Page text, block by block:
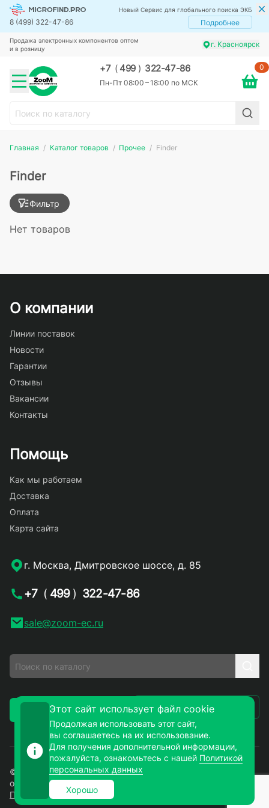
Новый Сервис для глобального поиска ЭКБ
8 (499) 322-47-86 Подробнее
Продажа электронных компонентов оптом
и в розницу
г. Красноярск
+7 (499 ) 322-47-86
Пн-Пт 08:00 – 18:00 по МСК
0
Главная Каталог товаров Прочее Finder
Finder
Фильтр
Нет товаров
О компании
Линии поставок
Новости
Гарантии
Отзывы
Вакансии
Контакты
Помощь
Как мы работаем
Доставка
Оплата
Карта сайта
г. Москва, Дмитровское шоссе, д. 85
+7 ( 499 ) 322-47-86
sale@zoom-ec.ru
Заказать звонок Написать письмо
© 2026. ЗУМ-СМД – продажа электронных компонентов
оптом и в розницу. Все права защищены.
Политика конфиденциальности
Этот сайт использует файл cookie
Продолжая использовать этот сайт,
вы соглашаетесь на их использование.
Для получения дополнительной информации,
пожалуйста, ознакомьтесь с нашей Политикой
персональных данных
Хорошо